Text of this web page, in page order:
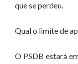
que se perdeu.
Qual o limite de
O PSDB estará